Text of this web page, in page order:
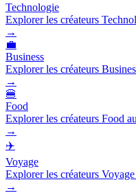
Technologie
Explorer les créateurs
→
💼
Business
Explorer les créateurs
→
🍔
Food
Explorer les créateurs Food
→
✈️
Voyage
Explorer les créateurs
→